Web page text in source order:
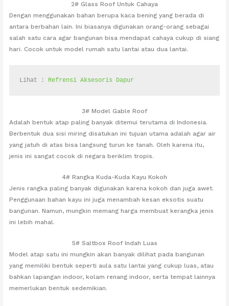
2# Glass Roof Untuk Cahaya
Dengan menggunakan bahan berupa kaca bening yang berada di
antara berbahan lain. Ini biasanya digunakan orang-orang sebagai
salah satu cara agar bangunan bisa mendapat cahaya cukup di siang
hari. Cocok untuk model rumah satu lantai atau dua lantai.
Lihat : Refrensi Aksesoris Dapur
3# Model Gable Roof
Adalah bentuk atap paling banyak ditemui terutama di Indonesia.
Berbentuk dua sisi miring disatukan ini tujuan utama adalah agar air
yang jatuh di atas bisa langsung turun ke tanah. Oleh karena itu,
jenis ini sangat cocok di negara beriklim tropis.
4# Rangka Kuda-Kuda Kayu Kokoh
Jenis rangka paling banyak digunakan karena kokoh dan juga awet.
Penggunaan bahan kayu ini juga menambah kesan eksotis suatu
bangunan. Namun, mungkin memang harga membuat kerangka jenis
ini lebih mahal.
5# Saltbox Roof Indah Luas
Model atap satu ini mungkin akan banyak dilihat pada bangunan
yang memiliki bentuk seperti aula satu lantai yang cukup luas, atau
bahkan lapangan indoor, kolam renang indoor, serta tempat lainnya
memerlukan bentuk sedemikian.